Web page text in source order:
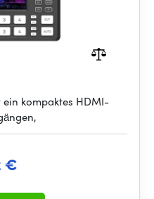
ein kompaktes HDMI-
€